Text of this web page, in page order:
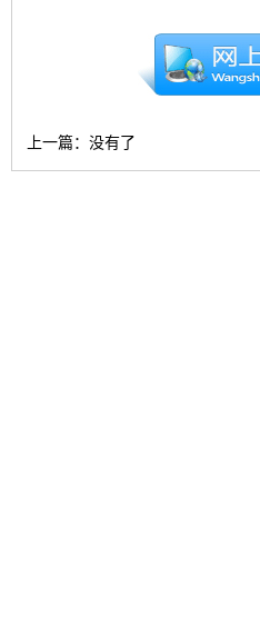
上一篇：没有了